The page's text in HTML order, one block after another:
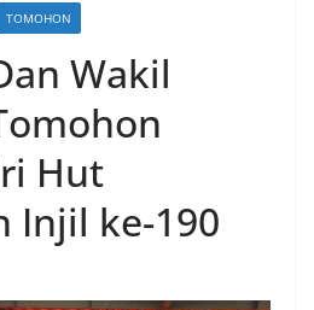
TOMOHON
Wakil
Hut
Injil ke-190